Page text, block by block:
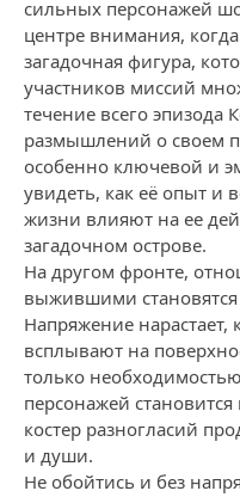
сильных персонажей
центре внимания,
загадочная фигура,
участников миссий
течение всего эпизода
размышлений о своем
особенно ключевой и
увидеть, как её опыт и
жизни влияют на ее
загадочном острове.
На другом фронте,
выжившими
Напряжение нарастает,
всплывают на
только
персонажей
костер разногласий
и души.
Не обойтись и без